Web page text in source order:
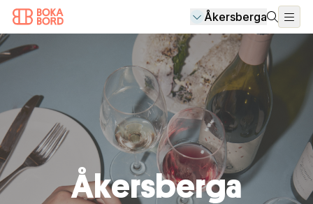
Åkersberga
Åkersberga